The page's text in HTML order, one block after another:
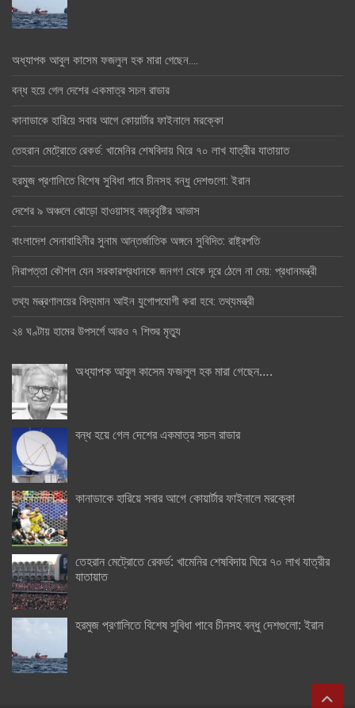
অধ্যাপক আবুল কাসেম ফজলুল হক মারা গেছেন….
বন্ধ হয়ে গেল দেশের একমাত্র সচল রাডার
কানাডাকে হারিয়ে সবার আগে কোয়ার্টার ফাইনালে মরক্কো
তেহরান মেট্রোতে রেকর্ড: খামেনির শেষবিদায় ঘিরে ৭০ লাখ যাত্রীর যাতায়াত
হরমুজ প্রণালিতে বিশেষ সুবিধা পাবে চীনসহ বন্ধু দেশগুলো: ইরান
দেশের ৯ অঞ্চলে ঝোড়ো হাওয়াসহ বজ্রবৃষ্টির আভাস
বাংলাদেশ সেনাবাহিনীর সুনাম আন্তর্জাতিক অঙ্গনে সুবিদিত: রাষ্ট্রপতি
নিরাপত্তা কৌশল যেন সরকারপ্রধানকে জনগণ থেকে দূরে ঠেলে না দেয়: প্রধানমন্ত্রী
তথ্য মন্ত্রণালয়ের বিদ্যমান আইন যুগোপযোগী করা হবে: তথ্যমন্ত্রী
২৪ ঘণ্টায় হামের উপসর্গে আরও ৭ শিশুর মৃত্যু
অধ্যাপক আবুল কাসেম ফজলুল হক মারা গেছেন….
বন্ধ হয়ে গেল দেশের একমাত্র সচল রাডার
কানাডাকে হারিয়ে সবার আগে কোয়ার্টার ফাইনালে মরক্কো
তেহরান মেট্রোতে রেকর্ড: খামেনির শেষবিদায় ঘিরে ৭০ লাখ যাত্রীর
যাতায়াত
হরমুজ প্রণালিতে বিশেষ সুবিধা পাবে চীনসহ বন্ধু দেশগুলো: ইরান